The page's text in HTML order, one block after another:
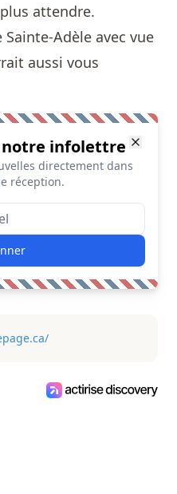
attendre.
Sainte-Adèle avec vue
aussi vous
notre infolettre
directement dans
réception.